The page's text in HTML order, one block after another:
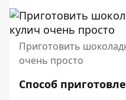
Приготовить
очень просто
Способ